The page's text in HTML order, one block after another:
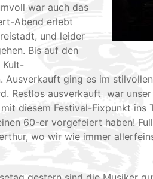
war auch das
Abend erlebt
und leider
Bis auf den
ging es im
Restlos ausverkauft war
diesem Festival-Fixpunkt
60-er vorgefeiert haben!
wo wir wie immer